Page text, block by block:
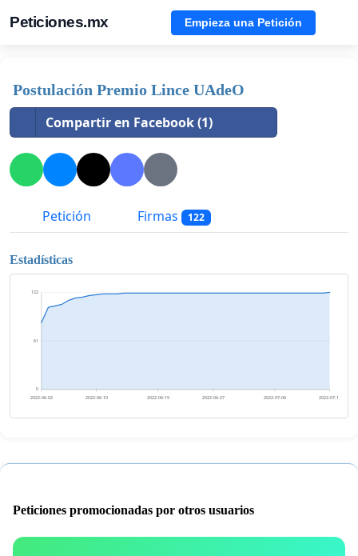
Peticiones.mx Empieza una Petición
Postulación Premio Lince UAdeO
Compartir en Facebook (1)
Petición Firmas 122
Estadísticas
0
61
122
2022-06-02 2022-06-10 2022-06-19 2022-06-27 2022-07-06 2022-07-14
Peticiones promocionadas por otros usuarios